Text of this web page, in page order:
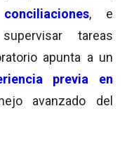
conciliaciones, e
tareas
apunta a un
previa en
avanzado del